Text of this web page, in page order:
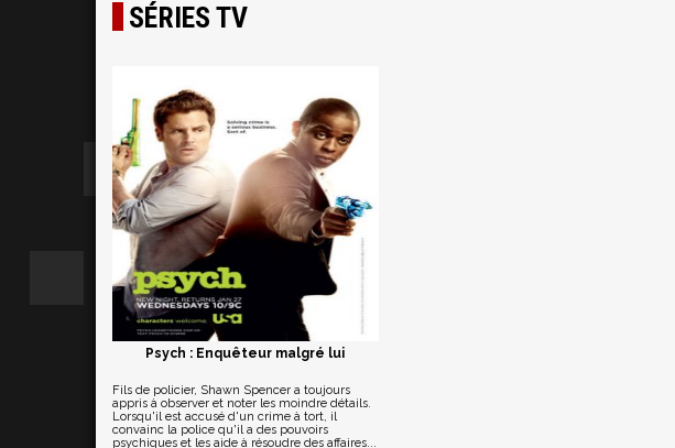
SÉRIES TV
Psych : Enquêteur malgré lui
Fils de policier, Shawn Spencer a toujours
appris à observer et noter les moindre détails.
Lorsqu'il est accusé d'un crime à tort, il
convainc la police qu'il a des pouvoirs
psychiques et les aide à résoudre des affaires...